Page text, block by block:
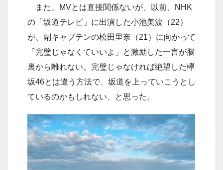
また、MVとは直接関係ないが、以前、NHK
の「坂道テレビ」に出演した小池美波（22）
が、副キャプテンの松田里奈（21）に向かって
「完璧じゃなくていいよ」と激励した一言が脳
裏から離れない。完璧じゃなければ絶望した欅
坂46とは違う方法で、坂道を上っていこうとし
ているのかもしれない、と思った。